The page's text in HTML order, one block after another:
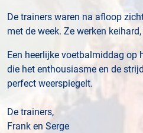
De trainers waren na afloop
met de week. Ze werken
Een heerlijke voetbalmiddag op
die het enthousiasme en de
perfect weerspiegelt.
De trainers,
Frank en Serge